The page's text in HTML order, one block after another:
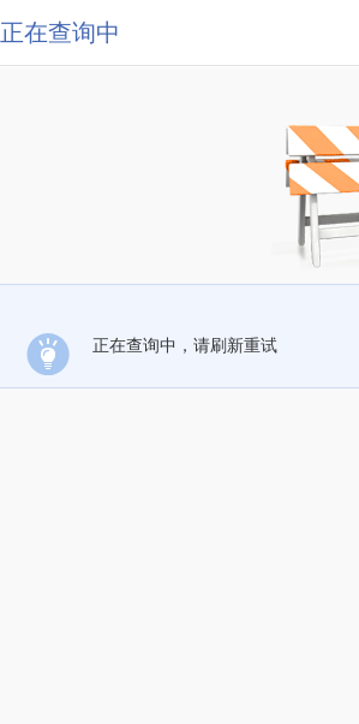
正在查询中
正在查询中，请刷新重试